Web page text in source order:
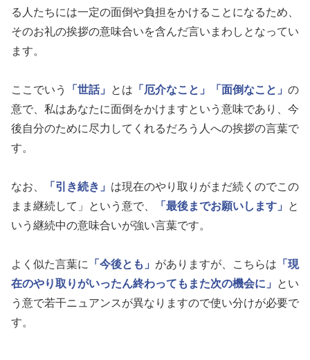
る人たちには一定の面倒や負担をかけることになるため、
そのお礼の挨拶の意味合いを含んだ言いまわしとなってい
ます。
ここでいう 「世話」 とは 「厄介なこと」 「面倒なこと」 の
意で、私はあなたに面倒をかけますという意味であり、今
後自分のために尽力してくれるだろう人への挨拶の言葉で
す。
なお、 「引き続き」 は現在のやり取りがまだ続くのでこの
まま継続して」という意で、
「最後までお願いします」
と
いう継続中の意味合いが強い言葉です。
よく似た言葉に 「今後とも」 がありますが、こちらは 「現
在のやり取りがいったん終わってもまた次の機会に」
とい
う意で若干ニュアンスが異なりますので使い分けが必要で
す。